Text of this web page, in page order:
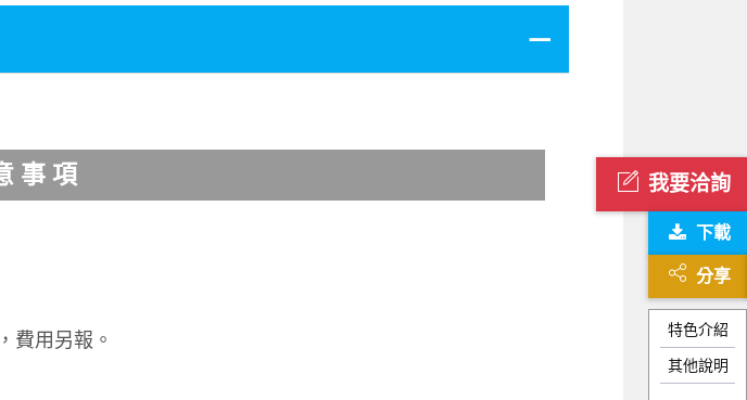
我要洽詢
下載
分享
特色介紹
其他說明
事 項
費用另報。